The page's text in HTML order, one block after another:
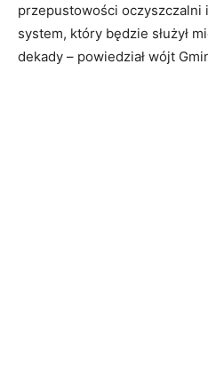
przepustowości
system, który będzie służył
dekady – powiedział wójt